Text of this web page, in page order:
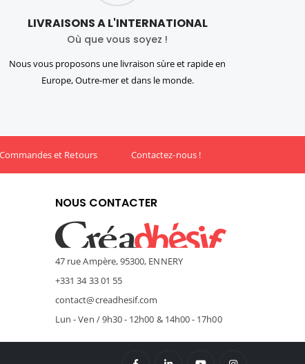
LIVRAISONS A L'INTERNATIONAL
Où que vous soyez !
Nous vous proposons une livraison sùre et rapide en
Europe, Outre-mer et dans le monde.
Commandes et Retours Contactez-nous !
NOUS CONTACTER
47 rue Ampère, 95300, ENNERY
+331 34 33 01 55
contact@creadhesif.com
Lun - Ven / 9h30 - 12h00 & 14h00 - 17h00